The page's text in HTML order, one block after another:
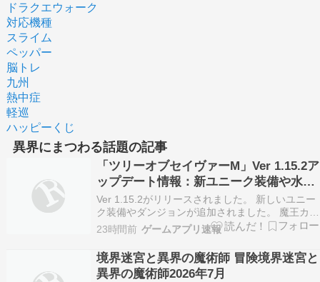
ドラクエウォーク
対応機種
スライム
ペッパー
脳トレ
九州
熱中症
軽巡
ハッピーくじ
異界にまつわる話題の記事
「ツリーオブセイヴァーM」Ver 1.15.2ア
ップデート情報：新ユニーク装備や水晶
回廊「異界の蜘蛛洞窟」追加
Ver 1.15.2がリリースされました。 新しいユニー
ク装備やダンジョンが追加されました。 魔王カル
タスなどの新しい討伐隊が登場します。 異界の蜘
蛛洞窟に関連するアイテムや報酬が追加されまし
た。 ランキングにグローバル…
23時間前 ゲームアプリ速報
境界迷宮と異界の魔術師 冒険境界迷宮と
異界の魔術師2026年7月